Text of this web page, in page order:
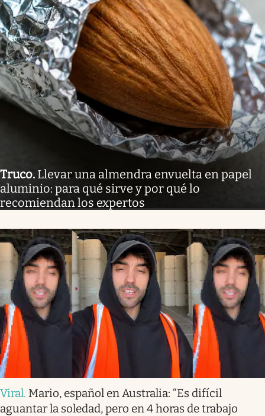
Truco. Llevar una almendra envuelta en papel
aluminio: para qué sirve y por qué lo
recomiendan los expertos
Viral. Mario, español en Australia: “Es difícil
aguantar la soledad, pero en 4 horas de trabajo